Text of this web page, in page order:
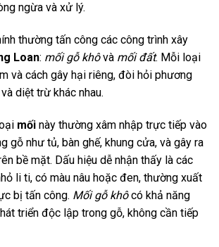
ngừa và xử lý.
thường tấn công các công trình xây
Loan: mối gỗ khôvà mối đất. Mỗi loại
và cách gây hại riêng, đòi hỏi phương
diệt trừ khác nhau.
mốinày thường xâm nhập trực tiếp vào
gỗ như tủ, bàn ghế, khung cửa, và gây ra
bề mặt. Dấu hiệu dễ nhận thấy là các
li ti, có màu nâu hoặc đen, thường xuất
bị tấn công. Mối gỗ khôcó khả năng
triển độc lập trong gỗ, không cần tiếp